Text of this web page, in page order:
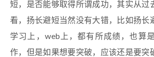
短，是否能够取得所谓成功，其实从过
看，扬长避短当然没有大错，比如扬长
学习上，web上，都有所成绩，也算
作，但是如果想要突破，应该还是要突